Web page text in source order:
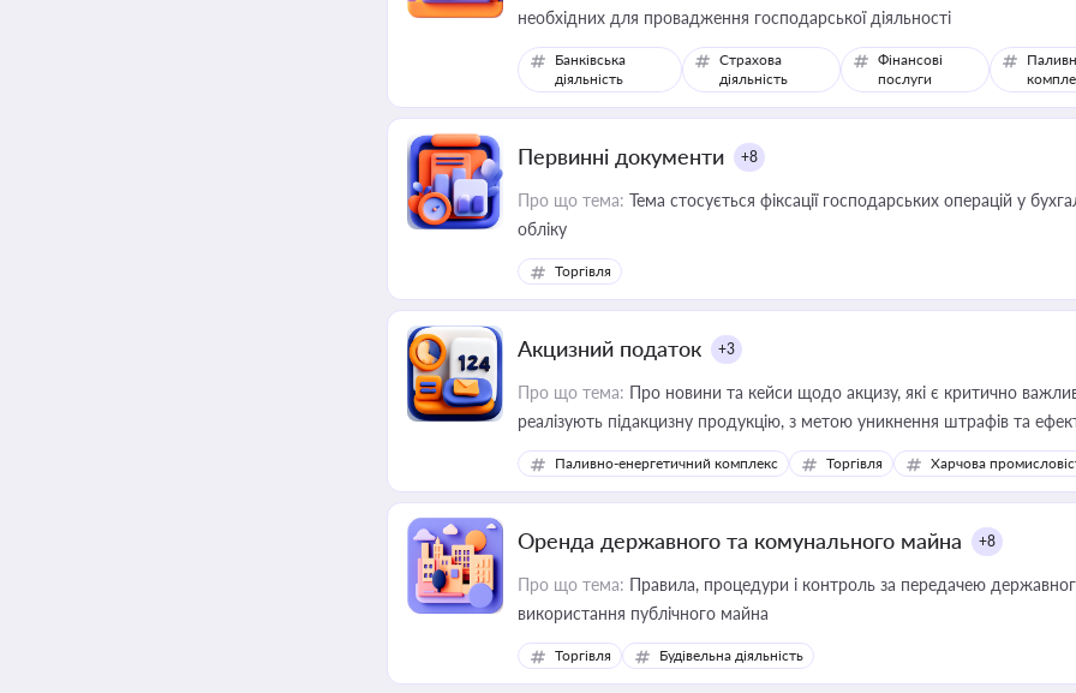
необхідних для провадження господарської діяльності
Банківська
діяльність
Страхова
діяльність
Фінансові
послуги
Первинні документи +8
Про що тема: Тема стосується фіксації господарських операцій у
обліку
Торгівля
Акцизний податок +3
Про що тема: Про новини та кейси щодо акцизу, які є критично
реалізують підакцизну продукцію, з метою уникнення штрафів та
Паливно-енергетичний комплекс Торгівля Харчова
Оренда державного та комунального майна +8
Про що тема: Правила, процедури і контроль за передачею
використання публічного майна
Торгівля Будівельна діяльність